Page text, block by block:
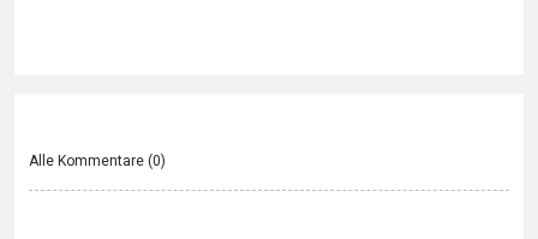
Alle Kommentare (0)